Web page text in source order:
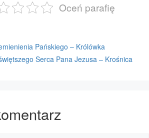
Oceń parafię
Pańskiego – Królówka
Serca Pana Jezusa – Krośnica